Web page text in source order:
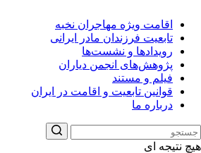
اقامت ویژه مهاجران نخبه
تابعیت فرزندان مادر ایرانی
رویدادها و نشست‌ها
پژوهش‌های انجمن دیاران
فیلم و مستند
قوانین تابعیت و اقامت در ایران
درباره ما
هیچ نتیجه ای